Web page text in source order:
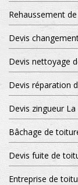
Rehaussement
Devis
Devis nettoyage
Devis réparation
Devis zingueur
Bâchage de
Devis fuite de
Entreprise de